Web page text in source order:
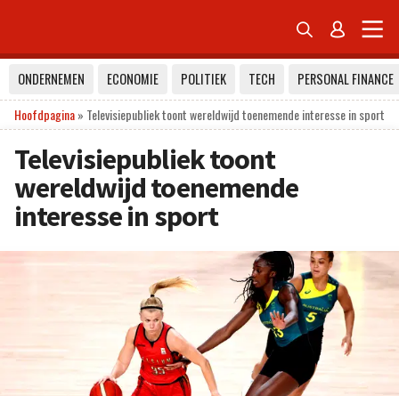
 
ONDERNEMEN ECONOMIE POLITIEK TECH
PERSONAL FINANCE
Hoofdpagina» Televisiepubliek toont wereldwijd toenemende interesse in sport
Televisiepubliek toont
wereldwijd toenemende
interesse in sport